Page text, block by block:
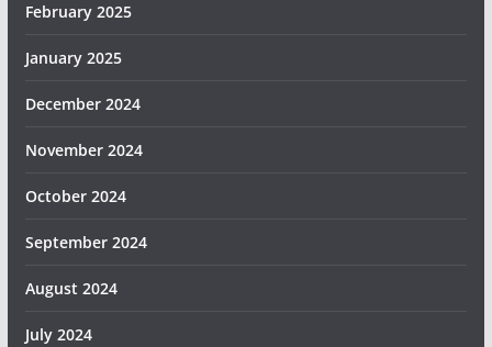
February 2025
January 2025
December 2024
November 2024
October 2024
September 2024
August 2024
July 2024